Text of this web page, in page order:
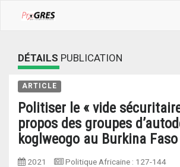
DÉTAILS PUBLICATION
ARTICLE
Politiser le « vide
propos des groupes
koglweogo au Burkina Faso
2021 Politique Africaine : 127-144